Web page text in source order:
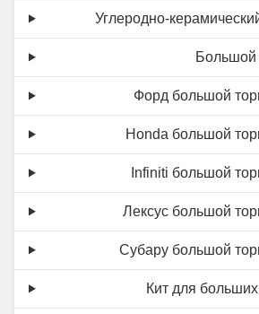
Углеродно-
Большой
Форд большой
Honda большой
Infiniti большой
Лексус большой
Субару большой
Кит для